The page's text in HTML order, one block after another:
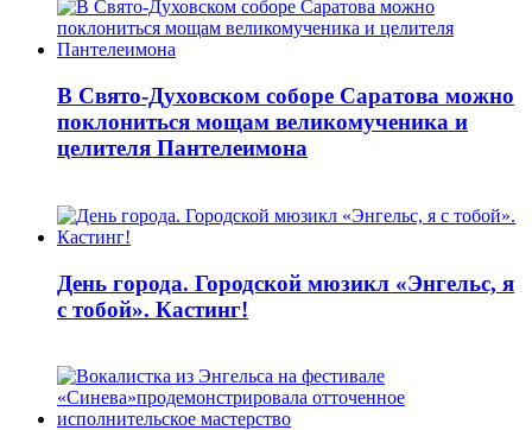
В Свято-Духовском соборе Саратова можно
поклониться мощам великомученика и
целителя Пантелеимона
День города. Городской мюзикл «Энгельс, я
с тобой». Кастинг!